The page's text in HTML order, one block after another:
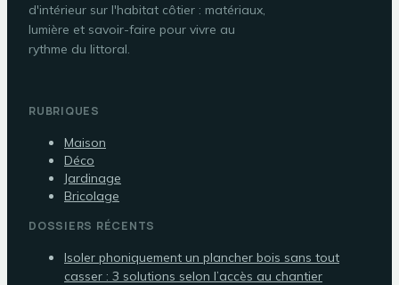
d'intérieur sur l'habitat côtier : matériaux,
lumière et savoir-faire pour vivre au
rythme du littoral.
RUBRIQUES
Maison
Déco
Jardinage
Bricolage
DOSSIERS RÉCENTS
Isoler phoniquement un plancher bois sans tout
casser : 3 solutions selon l’accès au chantier